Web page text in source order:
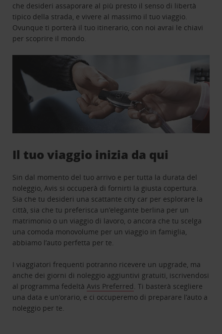
che desideri assaporare al più presto il senso di libertà
tipico della strada, e vivere al massimo il tuo viaggio.
Ovunque ti porterà il tuo itinerario, con noi avrai le chiavi
per scoprire il mondo.
Il tuo viaggio inizia da qui
Sin dal momento del tuo arrivo e per tutta la durata del
noleggio, Avis si occuperà di fornirti la giusta copertura.
Sia che tu desideri una scattante city car per esplorare la
città, sia che tu preferisca un’elegante berlina per un
matrimonio o un viaggio di lavoro, o ancora che tu scelga
una comoda monovolume per un viaggio in famiglia,
abbiamo l’auto perfetta per te.
I viaggiatori frequenti potranno ricevere un upgrade, ma
anche dei giorni di noleggio aggiuntivi gratuiti, iscrivendosi
al programma fedeltàAvis Preferred. Ti basterà scegliere
una data e un’orario, e ci occuperemo di preparare l’auto a
noleggio per te.